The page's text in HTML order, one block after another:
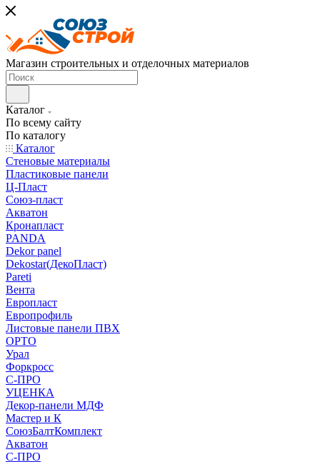
Магазин строительных и отделочных материалов
Каталог
По всему сайту
По каталогу
Каталог
Стеновые материалы
Пластиковые панели
Ц-Пласт
Союз-пласт
Акватон
Кронапласт
PANDA
Dekor panel
Dekostar(ДекоПласт)
Pareti
Вента
Европласт
Европрофиль
Листовые панели ПВХ
ОРТО
Урал
Форкросс
С-ПРО
УЦЕНКА
Декор-панели МДФ
Мастер и К
СоюзБалтКомплект
Акватон
С-ПРО